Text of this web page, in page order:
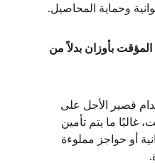
وحماية المحاصيل.
بأوزان بدلاً من
قصير الأجل على
غالبًا ما يتم تأمين
أو حواجز مملوءة